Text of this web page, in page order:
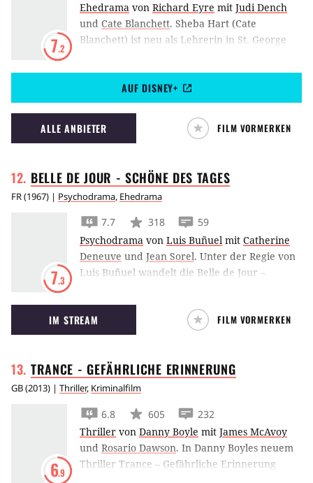
7.2
Ehedrama von Richard Eyre mit Judi Dench
und Cate Blanchett. Sheba Hart (Cate
Blanchett) ist neu als Lehrerin in St. George
Menschen durcheinander. Ihre Kollegin
Barbara Covett (Judi Dench) fühlt sich zu ihr
hingezogen und hofft auf eine tiefe
Freundschaft. Doch Sheba betrügt ihren
Ehemann (Bill Nighy) und verstrickt sich in
zur Wächterin dieses Geheimnisses und webt
dabei ein immer engeres Netz um Sheba.
AUF DISNEY+
ALLE ANBIETER FILM VORMERKEN
BELLE DE JOUR - SCHÖNE DES TAGES
FR(1967) | Psychodrama, Ehedrama
7.3
7.7 318
59
Psychodrama von Luis Buñuel mit Catherine
Deneuve und Jean Sorel. Unter der Regie von
Luis Buñuel wandelt die Belle de Jour –
zwischen Traum und Wirklichkeit, als die
Hausfrau beschließt sich der Prostitution
zuzuwenden.
IM STREAM FILM VORMERKEN
TRANCE - GEFÄHRLICHE ERINNERUNG
GB(2013) | Thriller, Kriminalfilm
6.9
6.8 605
232
Thriller von Danny Boyle mit James McAvoy
und Rosario Dawson. In Danny Boyles neuem
Thriller Trance – Gefährliche Erinnerung